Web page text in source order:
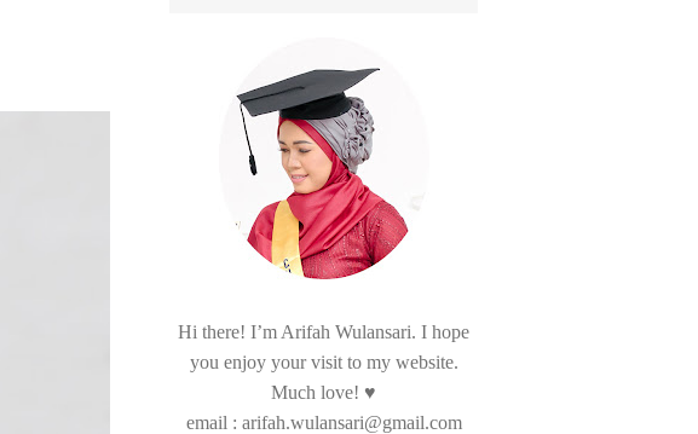
Hi there! I’m Arifah Wulansari. I hope
you enjoy your visit to my website.
Much love! ♥
email : arifah.wulansari@gmail.com